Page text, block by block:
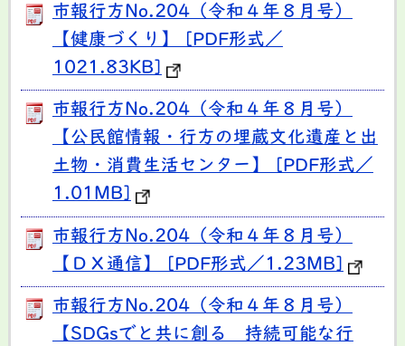
市報行方No.204（令和４年８月号）
【健康づくり】 [PDF形式／
1021.83KB]
市報行方No.204（令和４年８月号）
【公民館情報・行方の埋蔵文化遺産と出
土物・消費生活センター】 [PDF形式／
1.01MB]
市報行方No.204（令和４年８月号）
【ＤＸ通信】 [PDF形式／1.23MB]
市報行方No.204（令和４年８月号）
【SDGsでと共に創る 持続可能な行